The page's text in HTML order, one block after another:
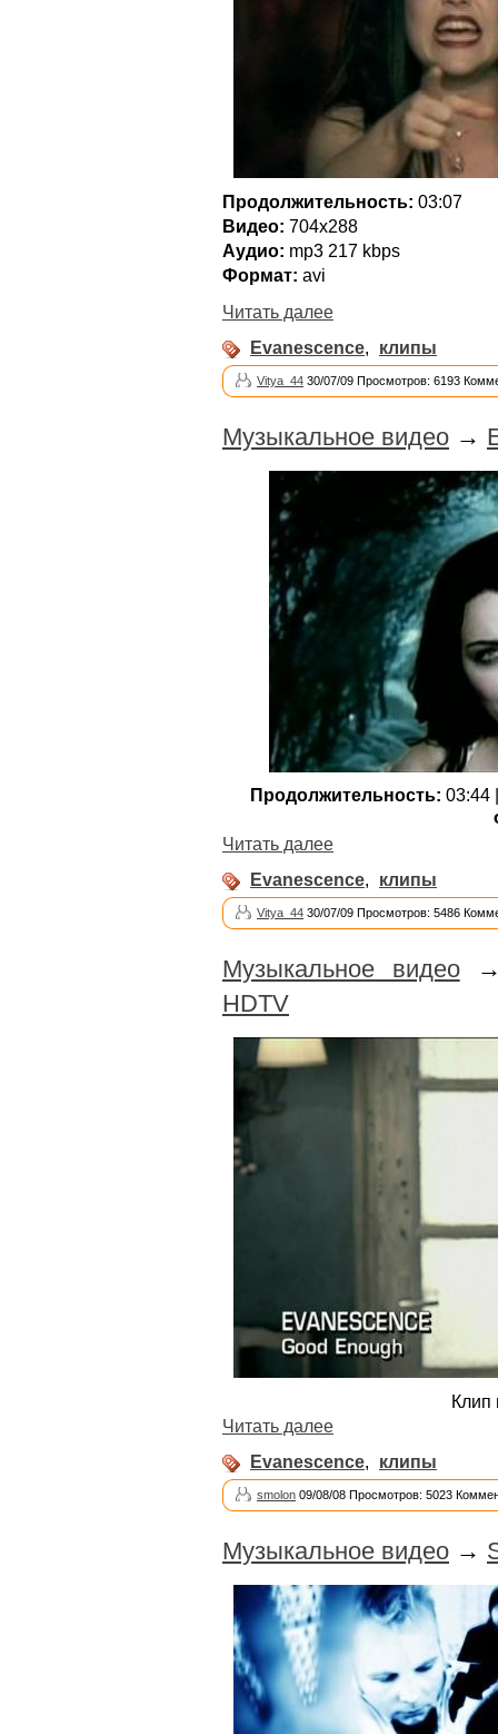
Продолжительность: 03:07
Видео: 704x288
Аудио: mp3 217 kbps
Формат: avi
Читать далее
Evanescence, клипы
Vitya_44 30/07/09 Просмотров: 6193
Музыкальное видео →
Продолжительность: 03:44
Читать далее
Evanescence, клипы
Vitya_44 30/07/09 Просмотров: 5486
Музыкальное видео
HDTV
Клип
Читать далее
Evanescence, клипы
smolon 09/08/08 Просмотров: 5023
Музыкальное видео →